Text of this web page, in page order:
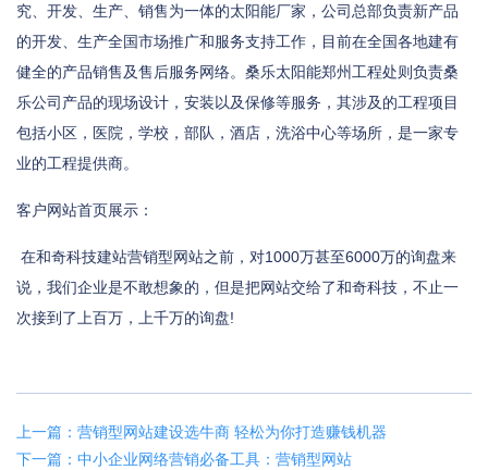
究、开发、生产、销售为一体的太阳能厂家，公司总部负责新产品
的开发、生产全国市场推广和服务支持工作，目前在全国各地建有
健全的产品销售及售后服务网络。桑乐太阳能郑州工程处则负责桑
乐公司产品的现场设计，安装以及保修等服务，其涉及的工程项目
包括小区，医院，学校，部队，酒店，洗浴中心等场所，是一家专
业的工程提供商。
客户网站首页展示：
在和奇科技建站营销型网站之前，对1000万甚至6000万的询盘来
说，我们企业是不敢想象的，但是把网站交给了和奇科技，不止一
次接到了上百万，上千万的询盘!
上一篇：营销型网站建设选牛商 轻松为你打造赚钱机器
下一篇：中小企业网络营销必备工具：营销型网站